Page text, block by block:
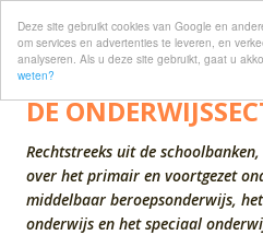
Deze site gebruikt cookies van Google en
om services en advertenties te leveren, en
analyseren. Als u deze site gebruikt, gaat u
weten?
Doorgaan naar
DE
Rechtstreeks uit de
over het primair en voortgezet
middelbaar beroepsonderwijs,
onderwijs en het speciaal